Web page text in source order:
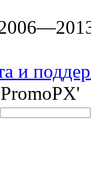
и